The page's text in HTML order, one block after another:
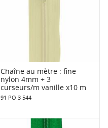
Chaîne au mètre : fine
nylon 4mm + 3
curseurs/m vanille x10 m
91 PO 3 544